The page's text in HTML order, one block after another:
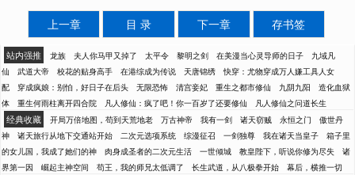
上一章 目 录 下一章 存书签
站内强推 龙族 夫人你马甲又掉了 太平令 黎明之剑 在美漫当心灵导师的日子
九域凡
仙
武道大帝 校花的贴身高手 在港综成为传说 天唐锦绣
快穿：尤物穿成万人嫌工具人女
配
穿成疯娘：别怕，好日子在后头 无限恐怖 清宫妾妃 重生之都市修仙 九阴九阳
造化血狱
体
重生何雨柱离开四合院 凡人修仙：疯了吧！你一百岁了还要修仙 凡人修仙之问道长生
经典收藏 开局万倍地图，苟到天荒地老 万古神帝 我有一剑 诸天窃贼 永恒之门
傲世丹
神
诸天旅行从地下交通站开始 二次元选项系统 综漫征召 一剑独尊 我在诸天当皇子
箱子里
的女儿国，我成了她们的神
肉身成圣者的二次元生活 一世倾城 教皇陛下，听说你修为尽失
诸
界第一因
崛起主神空间 苟王，我的师兄太低调了 长生武道，从八极拳开始 幕后，横推一切